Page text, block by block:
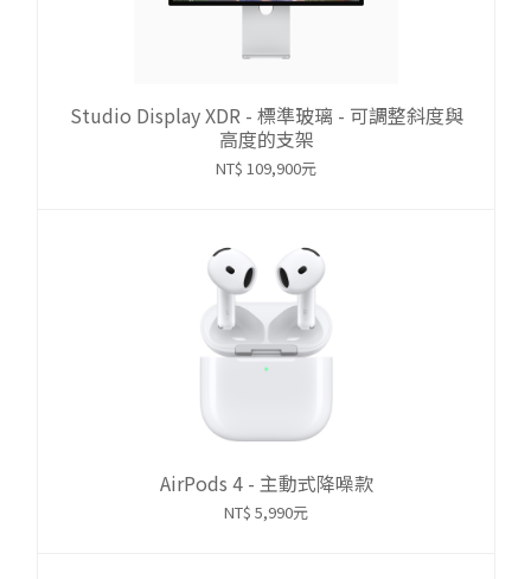
Studio Display XDR - 標準玻璃 - 可調整斜度與
高度的支架
NT$ 109,900元
AirPods 4 - 主動式降噪款
NT$ 5,990元